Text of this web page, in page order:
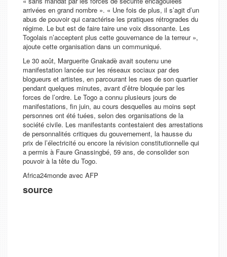
arrivées en grand nombre ». « Une fois de plus, il s’agit d’un
abus de pouvoir qui caractérise les pratiques rétrogrades du
régime. Le but est de faire taire une voix dissonante. Les
Togolais n’acceptent plus cette gouvernance de la terreur »,
ajoute cette organisation dans un communiqué.
Le 30 août, Marguerite Gnakadè avait soutenu une
manifestation lancée sur les réseaux sociaux par des
blogueurs et artistes, en parcourant les rues de son quartier
pendant quelques minutes, avant d’être bloquée par les
forces de l’ordre. Le Togo a connu plusieurs jours de
manifestations, fin juin, au cours desquelles au moins sept
personnes ont été tuées, selon des organisations de la
société civile. Les manifestants contestaient des arrestations
de personnalités critiques du gouvernement, la hausse du
prix de l’électricité ou encore la révision constitutionnelle qui
a permis à Faure Gnassingbé, 59 ans, de consolider son
pouvoir à la tête du Togo.
Africa24monde avec AFP
source